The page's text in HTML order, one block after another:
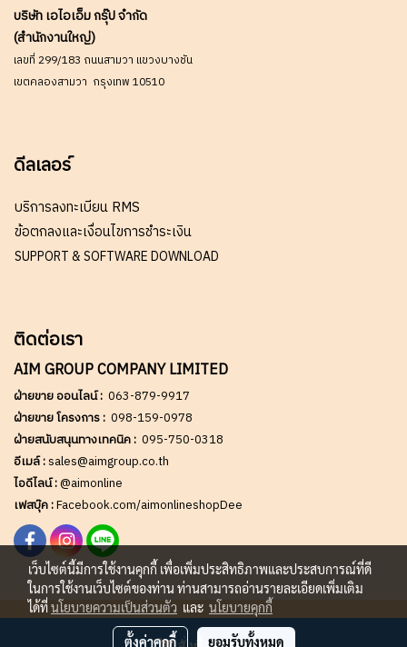
บริษัท เอไอเอ็ม กรุ๊ป จำกัด
(สำนักงานใหญ่)
เลขที่ 299/183 ถนนสามวา แขวงบางชัน
เขตคลองสามวา กรุงเทพ 10510
ดีลเลอร์
บริการลงทะเบียน RMS
ข้อตกลงและเงื่อนไขการชำระเงิน
SUPPORT & SOFTWARE DOWNLOAD
ติดต่อเรา
AIM GROUP COMPANY LIMITED
ฝ่ายขาย ออนไลน์ : 063-879-9917
ฝ่ายขาย โครงการ : 098-159-0978
ฝ่ายสนับสนุนทางเทคนิค : 095-750-0318
อีเมล์ :sales@aimgroup.co.th
ไอดีไลน์ :@aimonline
เฟสบุ๊ค :Facebook.com/aimonlineshopDee
Copy right by AIM GROUP Co.,LTD
เว็บไซต์นี้มีการใช้งานคุกกี้ เพื่อเพิ่มประสิทธิภาพและประสบการณ์ที่ดี
ในการใช้งานเว็บไซต์ของท่าน ท่านสามารถอ่านรายละเอียดเพิ่มเติม
ได้ที่นโยบายความเป็นส่วนตัว และ นโยบายคุกกี้
ตั้งค่าคุกกี้ ยอมรับทั้งหมด